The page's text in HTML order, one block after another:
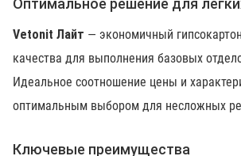
Оптимальное решение для
Vetonit Лайт — экономичный
качества для выполнения базовых
Идеальное соотношение цены и
оптимальным выбором для несложных
Ключевые преимущества